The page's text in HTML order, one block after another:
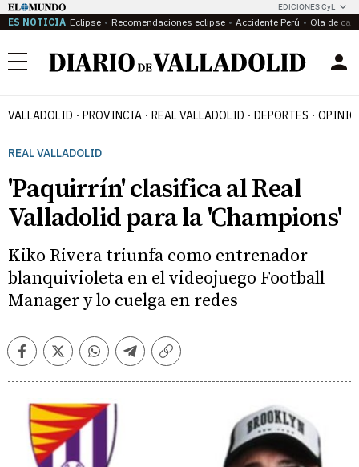
EDICIONES CyL
ES NOTICIA Eclipse Recomendaciones eclipse Accidente Perú Ola de
Menú
VALLADOLID PROVINCIA REAL VALLADOLID DEPORTES
REAL VALLADOLID
'Paquirrín' clasifica al Real
Valladolid para la 'Champions'
Kiko Rivera triunfa como entrenador
blanquivioleta en el videojuego Football
Manager y lo cuelga en redes
FacebookTwitterWhatsappTelegramCopiar